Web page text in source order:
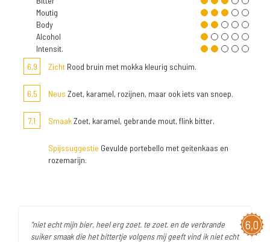
Moutig
Body
Alcohol
Intensit.
6,9
Zicht Rood bruin met mokka kleurig schuim.
6,5 Neus Zoet, karamel, rozijnen, maar ook iets van snoep.
7,1 SmaakZoet, karamel, gebrande mout, flink bitter.
Spijssuggestie Gevulde portebello met geitenkaas en
rozemarijn.
6,0
"niet echt mijn bier, heel erg zoet. te zoet. en de verbrande
suiker smaak die het bittertje volgens mij geeft vind ik niet echt